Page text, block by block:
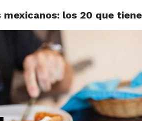
mexicanos: los 20 que